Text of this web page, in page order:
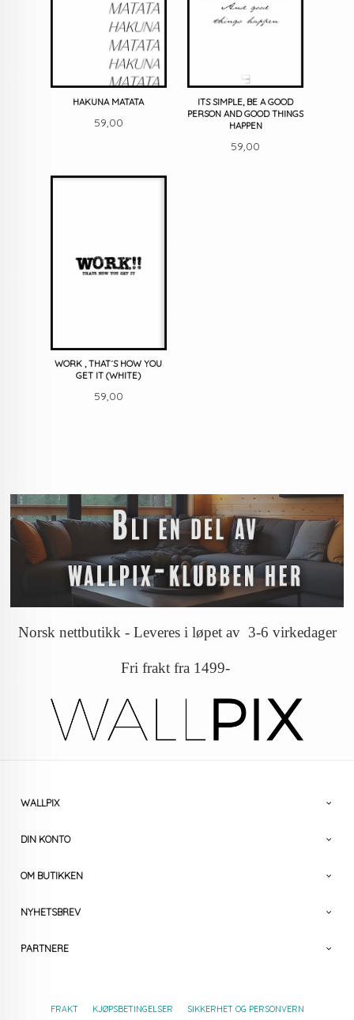
HAKUNA MATATA
Pris
59,00
ITS SIMPLE, BE A GOOD
PERSON AND GOOD THINGS
HAPPEN
Pris
59,00
WORK , THAT´S HOW YOU
GET IT (WHITE)
Pris
59,00
Norsk nettbutikk - Leveres i løpet av 3-6 virkedager
Fri frakt fra 1499-
WALLPIX
DIN KONTO
OM BUTIKKEN
NYHETSBREV
PARTNERE
FRAKT KJØPSBETINGELSER SIKKERHET OG PERSONVERN